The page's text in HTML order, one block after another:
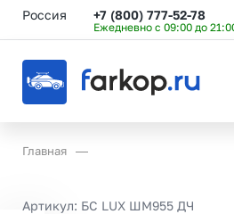
Россия +7 (800) 777-52-78
Ежедневно с 09:00 до
Главная
Артикул: БС LUX ШМ955 ДЧ